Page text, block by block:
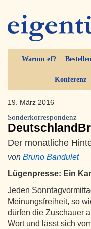
Warum ef?
Konferenz
19. März 2016
Sonderkorrespondenz
Der monatliche
von Bruno Bandulet
Lügenpresse: Ein
Jeden
Meinungsfreiheit, so
dürfen die Zuschauer
Wort und lässt sich